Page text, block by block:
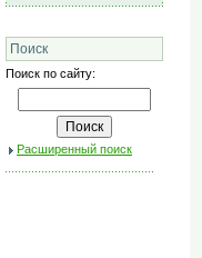
Поиск
Поиск по сайту:
Расширенный поиск